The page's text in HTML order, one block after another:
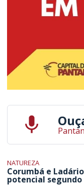
NATUREZA
Corumbá e
potencial segundo